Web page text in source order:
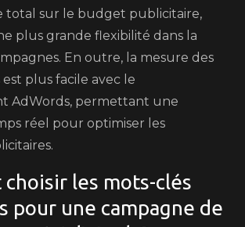
total sur le budget publicitaire,
plus grande flexibilité dans la
En outre, la mesure des
plus facile avec le
AdWords, permettant une
réel pour optimiser les
choisir les mots-clés
pour une campagne de